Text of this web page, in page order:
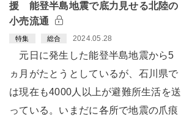
援 能登半島地震で底力見せる北陸の
小売流通
特集 総合 2024.05.28
元日に発生した能登半島地震から5
ヵ月がたとうとしているが、石川県で
は現在も4000人以上が避難所生活を送
っている。いまだに各所で地震の爪痕